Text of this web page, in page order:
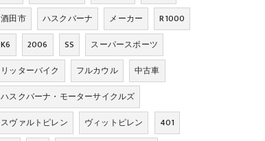
酒田市
ハスクバーナ メーカー
R1000
K6
2006 SS
スーパースポーツ
リッターバイク
フルカウル
中古車
ハスクバーナ・モーターサイクルズ
スヴァルトピレン
ヴィットピレン
401